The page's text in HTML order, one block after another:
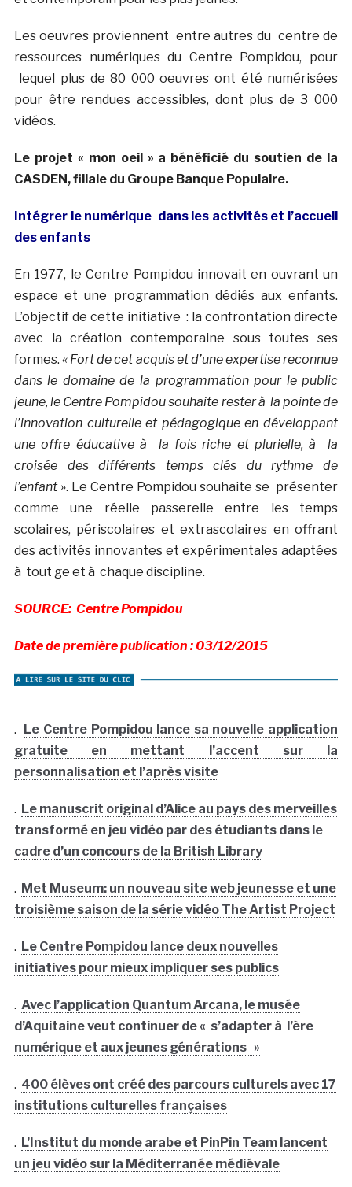
Les oeuvres proviennent entre autres du centre de
ressources numériques du Centre Pompidou, pour
lequel plus de 80 000 oeuvres ont été numérisées
pour être rendues accessibles, dont plus de 3 000
vidéos.
Le projet « mon oeil » a bénéficié du soutien de la
CASDEN, filiale du Groupe Banque Populaire.
Intégrer le numérique dans les activités et l’accueil
des enfants
En 1977, le Centre Pompidou innovait en ouvrant un
espace et une programmation dédiés aux enfants.
L’objectif de cette initiative : la confrontation directe
avec la création contemporaine sous toutes ses
formes.« Fort de cet acquis et d’une expertise reconnue
dans le domaine de la programmation pour le public
jeune, le Centre Pompidou souhaite rester à la pointe de
l’innovation culturelle et pédagogique en développant
une offre éducative à la fois riche et plurielle, à la
croisée des différents temps clés du rythme de
l’enfant ». Le Centre Pompidou souhaite se présenter
comme une réelle passerelle entre les temps
scolaires, périscolaires et extrascolaires en offrant
des activités innovantes et expérimentales adaptées
à tout ge et à chaque discipline.
SOURCE: Centre Pompidou
Date de première publication : 03/12/2015
. Le Centre Pompidou lance sa nouvelle application
gratuite en mettant l’accent sur la
personnalisation et l’après visite
. Le manuscrit original d’Alice au pays des merveilles
transformé en jeu vidéo par des étudiants dans le
cadre d’un concours de la British Library
. Met Museum: un nouveau site web jeunesse et une
troisième saison de la série vidéo The Artist Project
. Le Centre Pompidou lance deux nouvelles
initiatives pour mieux impliquer ses publics
. Avec l’application Quantum Arcana, le musée
d’Aquitaine veut continuer de « s’adapter à l’ère
numérique et aux jeunes générations »
. 400 élèves ont créé des parcours culturels avec 17
institutions culturelles françaises
. L’Institut du monde arabe et PinPin Team lancent
un jeu vidéo sur la Méditerranée médiévale